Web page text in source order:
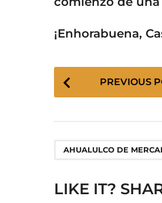
¡Enhorabuena,
P
i
PREVIOUS
AHUALULCO DE
LIKE IT?